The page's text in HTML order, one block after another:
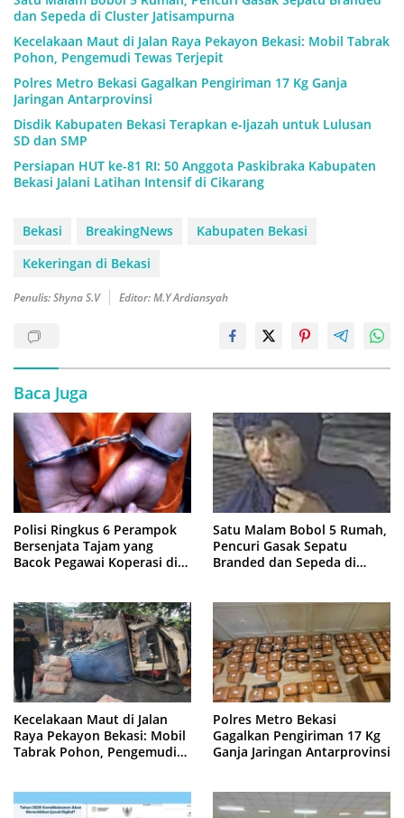
dan Sepeda di Cluster Jatisampurna
Kecelakaan Maut di Jalan Raya Pekayon Bekasi: Mobil Tabrak
Pohon, Pengemudi Tewas Terjepit
Polres Metro Bekasi Gagalkan Pengiriman 17 Kg Ganja
Jaringan Antarprovinsi
Disdik Kabupaten Bekasi Terapkan e-Ijazah untuk Lulusan
SD dan SMP
Persiapan HUT ke-81 RI: 50 Anggota Paskibraka Kabupaten
Bekasi Jalani Latihan Intensif di Cikarang
Bekasi BreakingNews
Kabupaten Bekasi
Kekeringan di Bekasi
Penulis: Shyna S.V Editor: M.Y Ardiansyah
Baca Juga
Polisi Ringkus 6 Perampok
Bersenjata Tajam yang
Bacok Pegawai Koperasi di
Satu Malam Bobol 5 Rumah,
Pencuri Gasak Sepatu
Branded dan Sepeda di
Kecelakaan Maut di Jalan
Raya Pekayon Bekasi: Mobil
Tabrak Pohon, Pengemudi
Polres Metro Bekasi
Gagalkan Pengiriman 17 Kg
Ganja Jaringan Antarprovinsi